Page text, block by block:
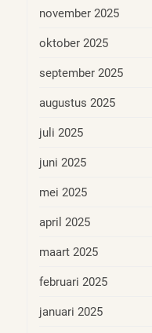
november 2025
oktober 2025
september 2025
augustus 2025
juli 2025
juni 2025
mei 2025
april 2025
maart 2025
februari 2025
januari 2025